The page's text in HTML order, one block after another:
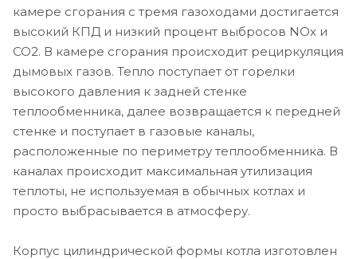
камере сгорания с тремя газоходами достигается
высокий КПД и низкий процент выбросов NOx и
CO2. В камере сгорания происходит рециркуляция
дымовых газов. Тепло поступает от горелки
высокого давления к задней стенке
теплообменника, далее возвращается к передней
стенке и поступает в газовые каналы,
расположенные по периметру теплообменника. В
каналах происходит максимальная утилизация
теплоты, не используемая в обычных котлах и
просто выбрасывается в атмосферу.
Корпус цилиндрической формы котла изготовлен